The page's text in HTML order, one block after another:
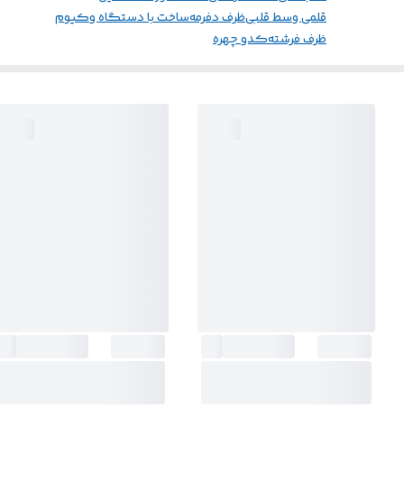
قلمی وسط قلبیظرف دفرمهساخت با دستگاه وکیوم
ظرف فرشتهکدو چهره